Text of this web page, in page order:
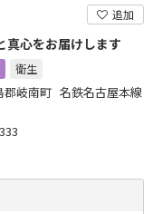
追加
真心をお届けします
衛生
郡岐南町 名鉄名古屋本線